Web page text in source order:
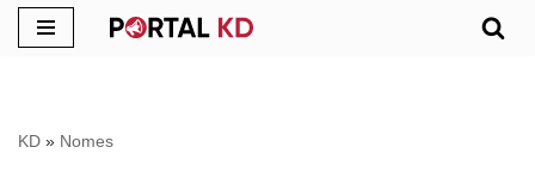
conteúdo
KD » Nomes